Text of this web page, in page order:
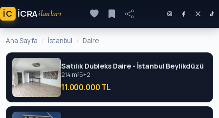
İC ICRAilanları
Ana Sayfa İstanbul Daire
Satılık Dubleks Daire - İstanbul Beylikdüzü
214 m²5+2
11.000.000 TL